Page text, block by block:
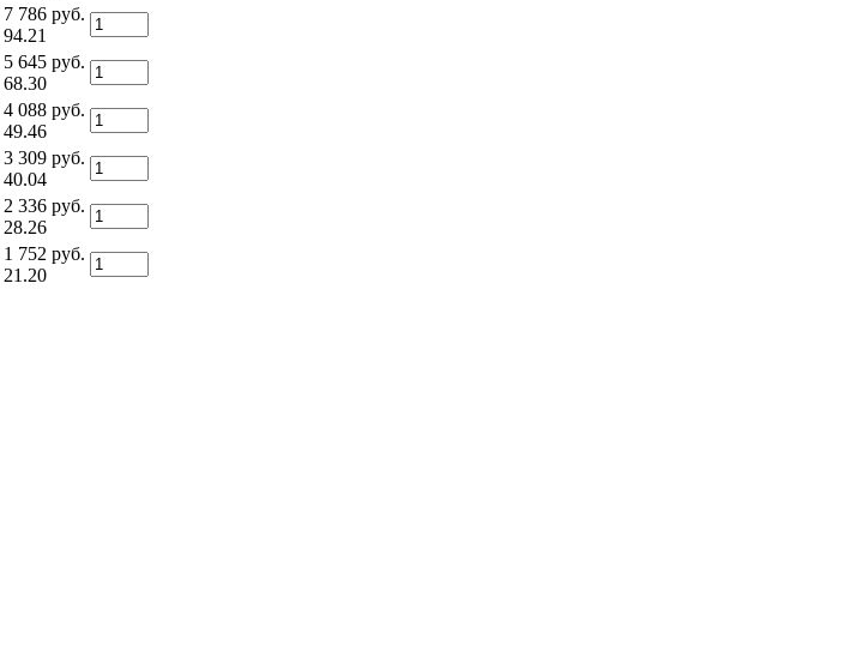
7 786 руб.
94.21
5 645 руб.
68.30
4 088 руб.
49.46
3 309 руб.
40.04
2 336 руб.
28.26
1 752 руб.
21.20